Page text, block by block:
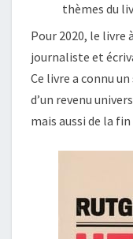
thèmes du
Pour 2020, le livre
journaliste et
Ce livre a connu
d’un revenu
mais aussi de la